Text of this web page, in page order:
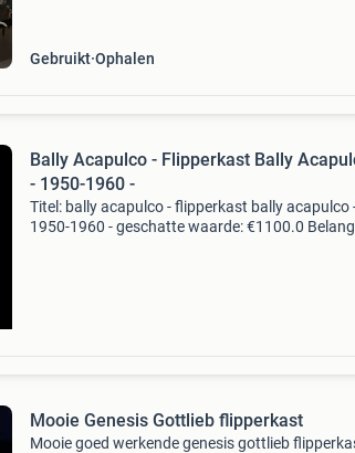
Gebruikt Ophalen
Bally Acapulco - Flipperkast Bally
- 1950-1960 -
Titel: bally acapulco - flipperkast bally acapulco
1950-1960 - geschatte waarde: €1100.0
Mooie Genesis Gottlieb flipperkast
Mooie goed werkende genesis gottlieb